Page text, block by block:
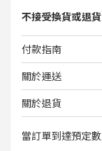
不接受換貨或退貨
付款指南
關於運送
關於退貨
當訂單到達預定